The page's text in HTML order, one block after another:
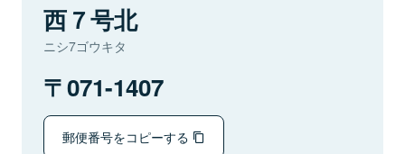
西７号北
ニシ7ゴウキタ
071-1407
郵便番号をコピーする